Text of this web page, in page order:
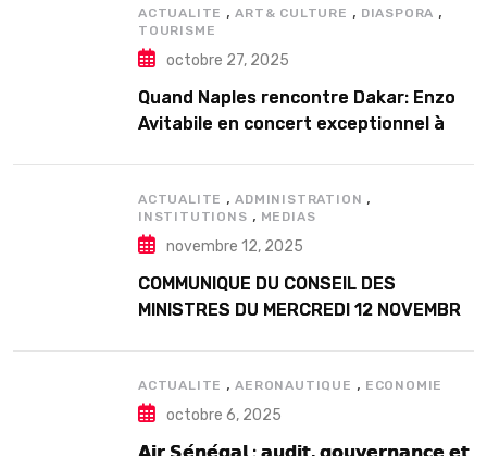
ACTUALITE ,ART& CULTURE , DIASPORA ,
TOURISME
octobre 27, 2025
Quand Naples rencontre Dakar: Enzo
Avitabile en concert exceptionnel à
ACTUALITE ,ADMINISTRATION ,
INSTITUTIONS , MEDIAS
novembre 12, 2025
COMMUNIQUE DU CONSEIL DES
MINISTRES DU MERCREDI 12 NOVEMBRE
ACTUALITE ,AERONAUTIQUE , ECONOMIE
octobre 6, 2025